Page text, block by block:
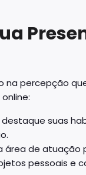
na percepção
suas
área de atuação
pessoais e